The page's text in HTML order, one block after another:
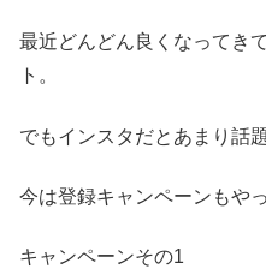
最近どんどん良くなってき
ト。
でもインスタだとあまり話
今は登録キャンペーンもや
キャンペーンその1